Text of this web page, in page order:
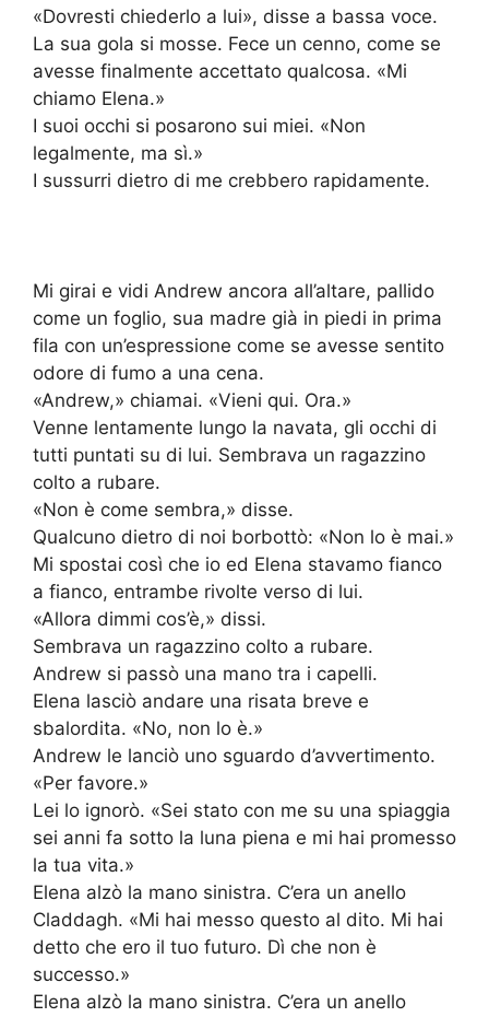
«Dovresti chiederlo a lui», disse a bassa voce.
La sua gola si mosse. Fece un cenno, come se
avesse finalmente accettato qualcosa. «Mi
chiamo Elena.»
I suoi occhi si posarono sui miei. «Non
legalmente, ma sì.»
I sussurri dietro di me crebbero rapidamente.
Mi girai e vidi Andrew ancora all’altare, pallido
come un foglio, sua madre già in piedi in prima
fila con un’espressione come se avesse sentito
odore di fumo a una cena.
«Andrew,» chiamai. «Vieni qui. Ora.»
Venne lentamente lungo la navata, gli occhi di
tutti puntati su di lui. Sembrava un ragazzino
colto a rubare.
«Non è come sembra,» disse.
Qualcuno dietro di noi borbottò: «Non lo è mai.»
Mi spostai così che io ed Elena stavamo fianco
a fianco, entrambe rivolte verso di lui.
«Allora dimmi cos’è,» dissi.
Sembrava un ragazzino colto a rubare.
Andrew si passò una mano tra i capelli.
Elena lasciò andare una risata breve e
sbalordita. «No, non lo è.»
Andrew le lanciò uno sguardo d’avvertimento.
«Per favore.»
Lei lo ignorò. «Sei stato con me su una spiaggia
sei anni fa sotto la luna piena e mi hai promesso
la tua vita.»
Elena alzò la mano sinistra. C’era un anello
Claddagh. «Mi hai messo questo al dito. Mi hai
detto che ero il tuo futuro. Dì che non è
successo.»
Elena alzò la mano sinistra. C’era un anello